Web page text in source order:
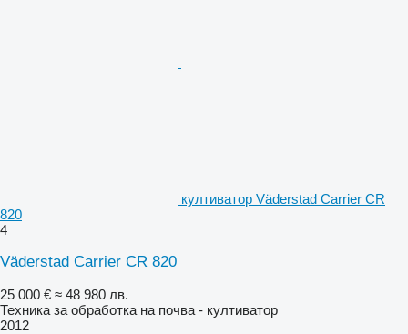
култиватор Väderstad Carrier CR
820
4
Väderstad Carrier CR 820
25 000 € ≈ 48 980 лв.
Техника за обработка на почва - култиватор
2012